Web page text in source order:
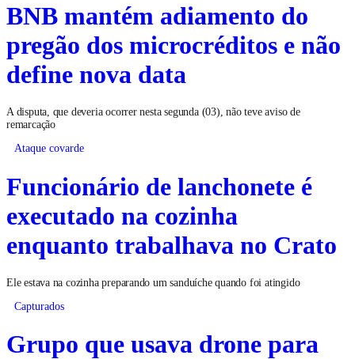
BNB mantém adiamento do
pregão dos microcréditos e não
define nova data
A disputa, que deveria ocorrer nesta segunda (03), não teve aviso de
remarcação
Ataque covarde
Funcionário de lanchonete é
executado na cozinha
enquanto trabalhava no Crato
Ele estava na cozinha preparando um sanduíche quando foi atingido
Capturados
Grupo que usava drone para